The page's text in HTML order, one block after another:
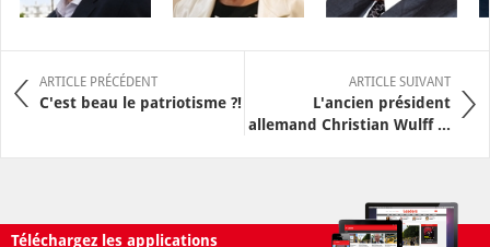
ARTICLE PRÉCÉDENT
C'est beau le patriotisme ?!
ARTICLE SUIVANT
L'ancien président
allemand Christian Wulff ...
Téléchargez les applications